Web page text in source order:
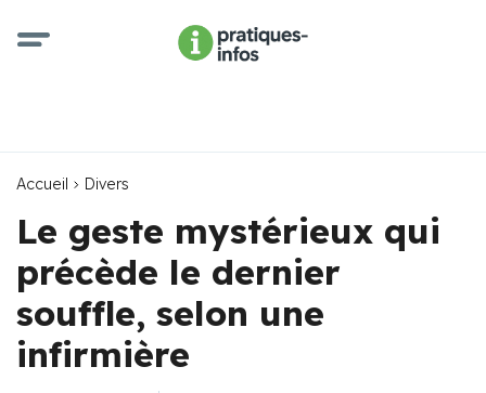
Accueil Divers
Le geste mystérieux qui
précède le dernier
souffle, selon une
infirmière